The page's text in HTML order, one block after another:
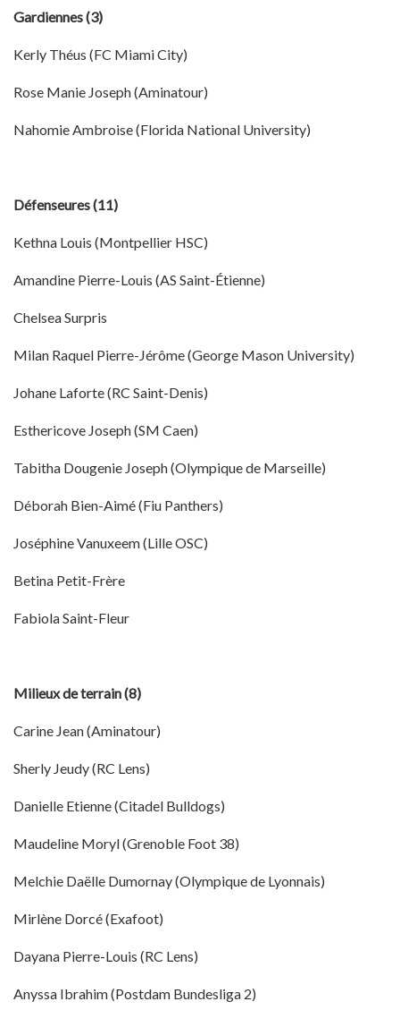
Gardiennes (3)
Kerly Théus (FC Miami City)
Rose Manie Joseph (Aminatour)
Nahomie Ambroise (Florida National University)
Défenseures (11)
Kethna Louis (Montpellier HSC)
Amandine Pierre-Louis (AS Saint-Étienne)
Chelsea Surpris
Milan Raquel Pierre-Jérôme (George Mason University)
Johane Laforte (RC Saint-Denis)
Esthericove Joseph (SM Caen)
Tabitha Dougenie Joseph (Olympique de Marseille)
Déborah Bien-Aimé (Fiu Panthers)
Joséphine Vanuxeem (Lille OSC)
Betina Petit-Frère
Fabiola Saint-Fleur
Milieux de terrain (8)
Carine Jean (Aminatour)
Sherly Jeudy (RC Lens)
Danielle Etienne (Citadel Bulldogs)
Maudeline Moryl (Grenoble Foot 38)
Melchie Daëlle Dumornay (Olympique de Lyonnais)
Mirlène Dorcé (Exafoot)
Dayana Pierre-Louis (RC Lens)
Anyssa Ibrahim (Postdam Bundesliga 2)